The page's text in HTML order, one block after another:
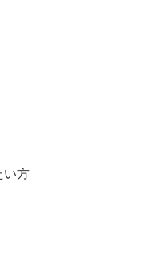
い方